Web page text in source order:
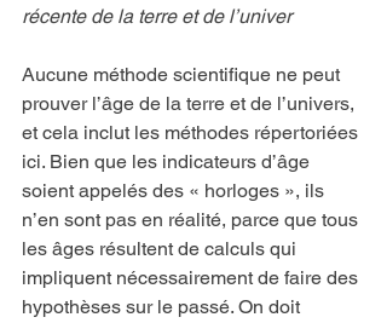
récente de la terre et de l’univer
Aucune méthode scientifique ne peut
prouver l’âge de la terre et de l’univers,
et cela inclut les méthodes répertoriées
ici. Bien que les indicateurs d’âge
soient appelés des « horloges », ils
n’en sont pas en réalité, parce que tous
les âges résultent de calculs qui
impliquent nécessairement de faire des
hypothèses sur le passé. On doit